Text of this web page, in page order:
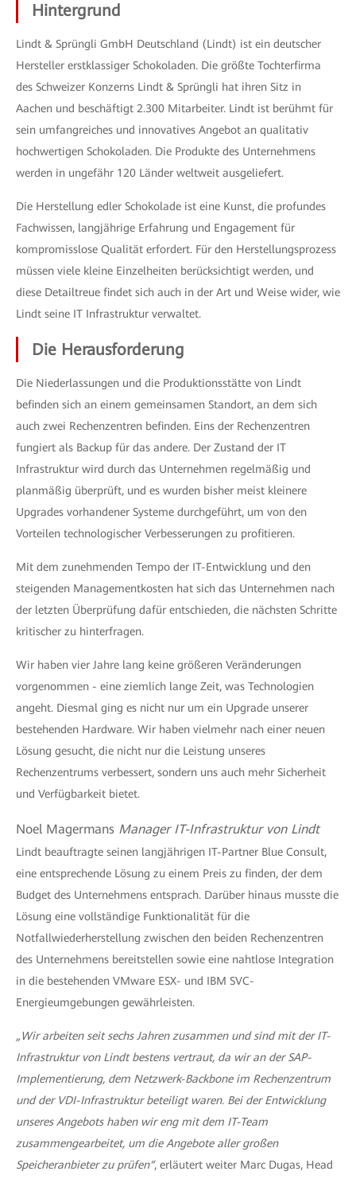
Hintergrund
Lindt & Sprüngli GmbH Deutschland (Lindt) ist ein deutscher
Hersteller erstklassiger Schokoladen. Die größte Tochterfirma
des Schweizer Konzerns Lindt & Sprüngli hat ihren Sitz in
Aachen und beschäftigt 2.300 Mitarbeiter. Lindt ist berühmt für
sein umfangreiches und innovatives Angebot an qualitativ
hochwertigen Schokoladen. Die Produkte des Unternehmens
werden in ungefähr 120 Länder weltweit ausgeliefert.
Die Herstellung edler Schokolade ist eine Kunst, die profundes
Fachwissen, langjährige Erfahrung und Engagement für
kompromisslose Qualität erfordert. Für den Herstellungsprozess
müssen viele kleine Einzelheiten berücksichtigt werden, und
diese Detailtreue findet sich auch in der Art und Weise wider, wie
Lindt seine IT Infrastruktur verwaltet.
Die Herausforderung
Die Niederlassungen und die Produktionsstätte von Lindt
befinden sich an einem gemeinsamen Standort, an dem sich
auch zwei Rechenzentren befinden. Eins der Rechenzentren
fungiert als Backup für das andere. Der Zustand der IT
Infrastruktur wird durch das Unternehmen regelmäßig und
planmäßig überprüft, und es wurden bisher meist kleinere
Upgrades vorhandener Systeme durchgeführt, um von den
Vorteilen technologischer Verbesserungen zu profitieren.
Mit dem zunehmenden Tempo der IT-Entwicklung und den
steigenden Managementkosten hat sich das Unternehmen nach
der letzten Überprüfung dafür entschieden, die nächsten Schritte
kritischer zu hinterfragen.
Wir haben vier Jahre lang keine größeren Veränderungen
vorgenommen - eine ziemlich lange Zeit, was Technologien
angeht. Diesmal ging es nicht nur um ein Upgrade unserer
bestehenden Hardware. Wir haben vielmehr nach einer neuen
Lösung gesucht, die nicht nur die Leistung unseres
Rechenzentrums verbessert, sondern uns auch mehr Sicherheit
und Verfügbarkeit bietet.
Noel Magermans Manager IT-Infrastruktur von Lindt
Lindt beauftragte seinen langjährigen IT-Partner Blue Consult,
eine entsprechende Lösung zu einem Preis zu finden, der dem
Budget des Unternehmens entsprach. Darüber hinaus musste die
Lösung eine vollständige Funktionalität für die
Notfallwiederherstellung zwischen den beiden Rechenzentren
des Unternehmens bereitstellen sowie eine nahtlose Integration
in die bestehenden VMware ESX- und IBM SVC-
Energieumgebungen gewährleisten.
„Wir arbeiten seit sechs Jahren zusammen und sind mit der IT-
Infrastruktur von Lindt bestens vertraut, da wir an der SAP-
Implementierung, dem Netzwerk-Backbone im Rechenzentrum
und der VDI-Infrastruktur beteiligt waren. Bei der Entwicklung
unseres Angebots haben wir eng mit dem IT-Team
zusammengearbeitet, um die Angebote aller großen
Speicheranbieter zu prüfen“, erläutert weiter Marc Dugas, Head